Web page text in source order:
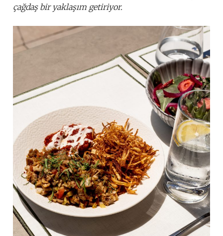
çağdaş bir yaklaşım getiriyor.